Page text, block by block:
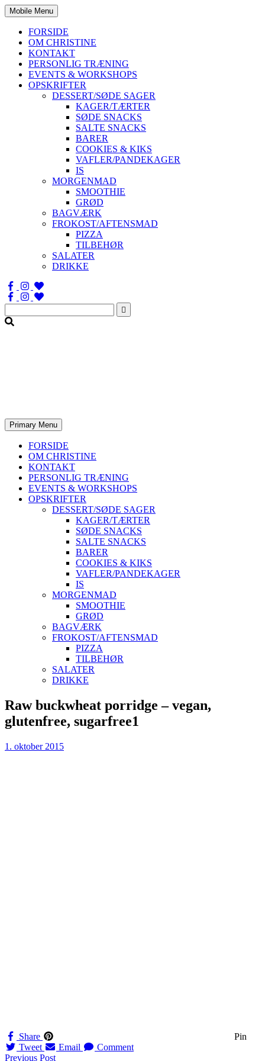
Mobile Menu
FORSIDE
OM CHRISTINE
KONTAKT
PERSONLIG TRÆNING
EVENTS & WORKSHOPS
OPSKRIFTER
DESSERT/SØDE SAGER
KAGER/TÆRTER
SØDE SNACKS
SALTE SNACKS
BARER
COOKIES & KIKS
VAFLER/PANDEKAGER
IS
MORGENMAD
SMOOTHIE
GRØD
BAGVÆRK
FROKOST/AFTENSMAD
PIZZA
TILBEHØR
SALATER
DRIKKE
Søg
efter:
Primary Menu
FORSIDE
OM CHRISTINE
KONTAKT
PERSONLIG TRÆNING
EVENTS & WORKSHOPS
OPSKRIFTER
DESSERT/SØDE SAGER
KAGER/TÆRTER
SØDE SNACKS
SALTE SNACKS
BARER
COOKIES & KIKS
VAFLER/PANDEKAGER
IS
MORGENMAD
SMOOTHIE
GRØD
BAGVÆRK
FROKOST/AFTENSMAD
PIZZA
TILBEHØR
SALATER
DRIKKE
Skip
to
content
Raw buckwheat porridge – vegan,
glutenfree, sugarfree1
1. oktober 2015
Share
Pin
Tweet
Email Comment
Previous Post